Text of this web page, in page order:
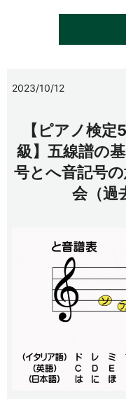
2023/10/12
【ピアノ検
級】五線譜の
号とへ音記号
会（過